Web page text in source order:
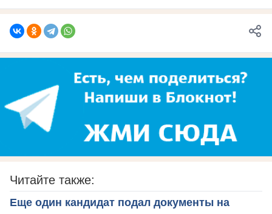
Читайте также:
Еще один кандидат подал документы на